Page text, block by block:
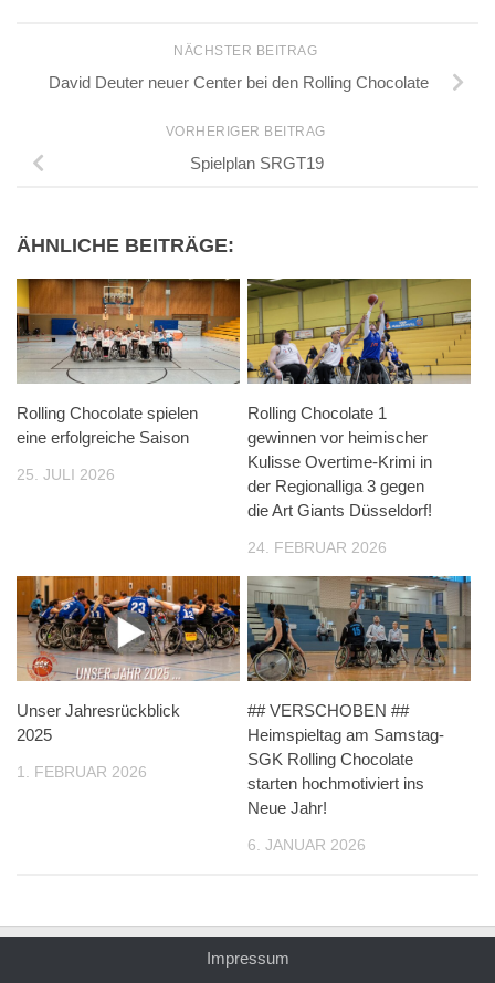
NÄCHSTER BEITRAG
David Deuter neuer Center bei den Rolling Chocolate
VORHERIGER BEITRAG
Spielplan SRGT19
ÄHNLICHE BEITRÄGE:
Rolling Chocolate spielen
eine erfolgreiche Saison
25. JULI 2026
Rolling Chocolate 1
gewinnen vor heimischer
Kulisse Overtime-Krimi in
der Regionalliga 3 gegen
die Art Giants Düsseldorf!
24. FEBRUAR 2026
Unser Jahresrückblick
2025
1. FEBRUAR 2026
## VERSCHOBEN ##
Heimspieltag am Samstag-
SGK Rolling Chocolate
starten hochmotiviert ins
Neue Jahr!
6. JANUAR 2026
Impressum